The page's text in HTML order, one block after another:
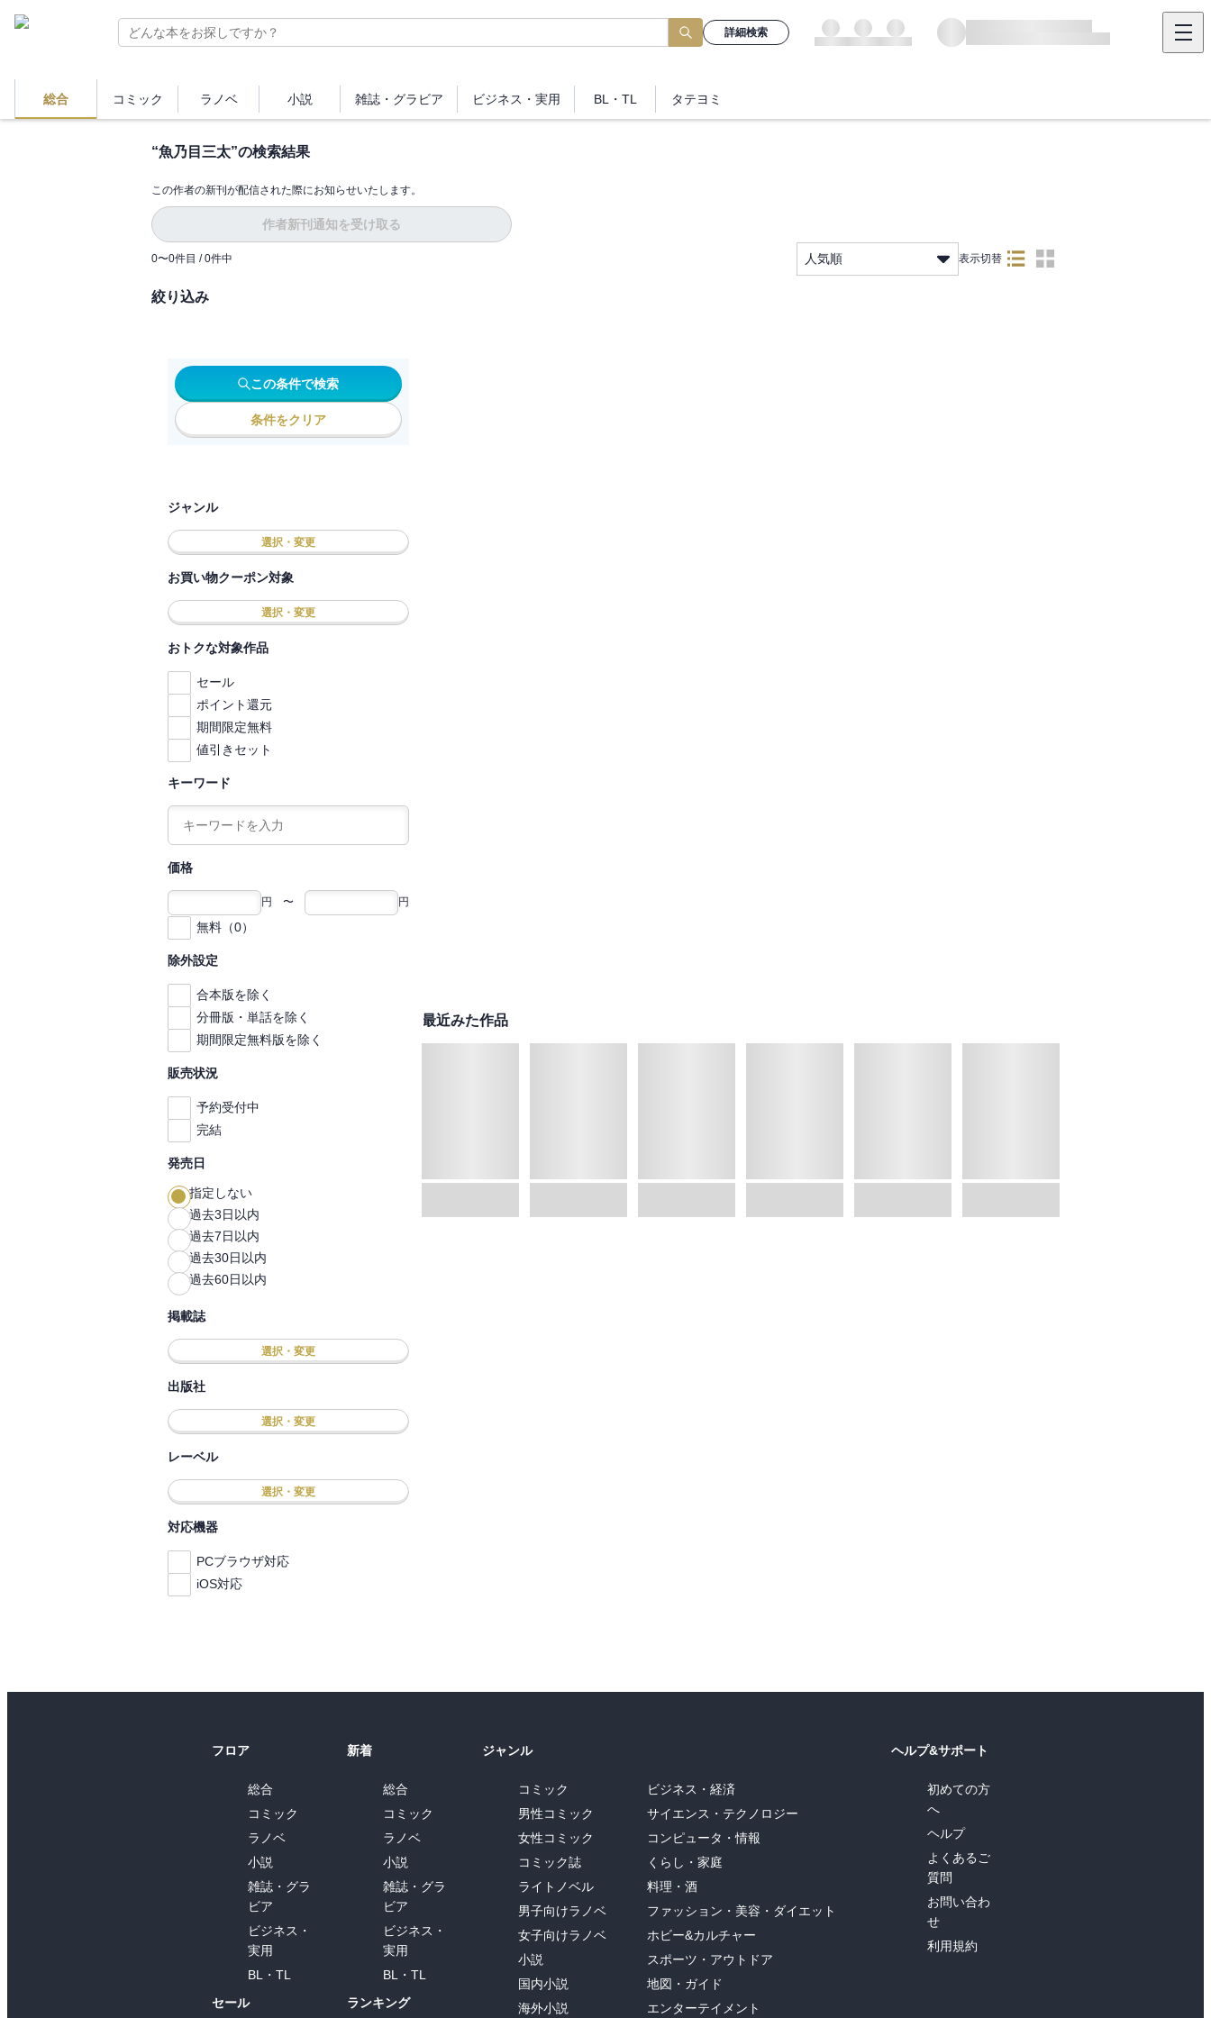
詳細検索
総合 コミック ラノベ 小説 雑誌・ グラビア ビジネス ・実用 BL・TL タテヨミ
“魚乃目三太”の検索結果
この作者の新刊が配信された際にお知らせいたします。
作者新刊通知を受け取る
0〜0件目 / 0件中 人気順 表示切替
絞り込み
この条件で検索
条件をクリア
ジャンル
選択・変更
お買い物クーポン対象
選択・変更
おトクな対象作品
セール
ポイント還元
期間限定無料
値引きセット
キーワード
価格
円 〜 円
無料（0）
除外設定
合本版を除く
分冊版・単話を除く
期間限定無料版を除く
販売状況
予約受付中
完結
発売日
指定しない
過去3日以内
過去7日以内
過去30日以内
過去60日以内
掲載誌
選択・変更
出版社
選択・変更
レーベル
選択・変更
対応機器
PCブラウザ対応
iOS対応
最近みた作品
フロア
総合
コミック
ラノベ
小説
雑誌・グラ
ビア
ビジネス・
実用
BL・TL
セール
新着
総合
コミック
ラノベ
小説
雑誌・グラ
ビア
ビジネス・
実用
BL・TL
ランキング
ジャンル
コミック
男性コミック
女性コミック
コミック誌
ライトノベル
男子向けラノベ
女子向けラノベ
小説
国内小説
海外小説
ビジネス・経済
サイエンス・テクノロジー
コンピュータ・情報
くらし・家庭
料理・酒
ファッション・美容・ダイエット
ホビー&カルチャー
スポーツ・アウトドア
地図・ガイド
エンターテイメント
ヘルプ&サポート
初めての方
へ
ヘルプ
よくあるご
質問
お問い合わ
せ
利用規約